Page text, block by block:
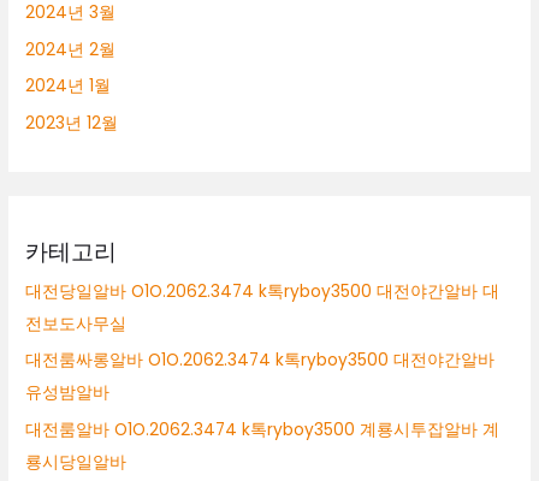
2024년 3월
2024년 2월
2024년 1월
2023년 12월
카테고리
대전당일알바 O1O.2062.3474 k톡ryboy3500 대전야간알바 대
전보도사무실
대전룸싸롱알바 O1O.2062.3474 k톡ryboy3500 대전야간알바
유성밤알바
대전룸알바 O1O.2062.3474 k톡ryboy3500 계룡시투잡알바 계
룡시당일알바